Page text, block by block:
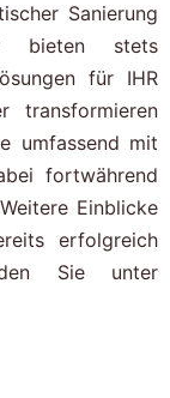
Sanierung
bieten stets
für IHR
transformieren
umfassend mit
fortwährend
Einblicke
erfolgreich
Sie unter